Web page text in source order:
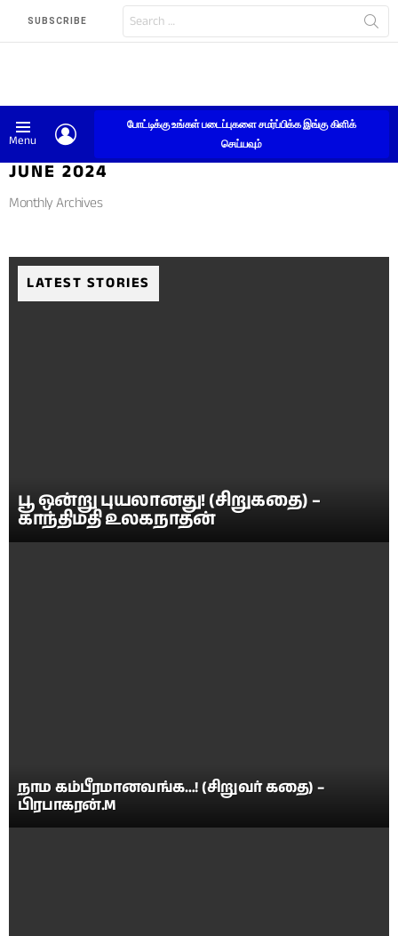
SUBSCRIBE
for:
Menu
போட்டிக்கு உங்கள் படைப்புகளை சமர்ப்பிக்க இங்கு கிளிக்
செய்யவும்
JUNE 2024
Monthly Archives
LATEST STORIES
பூ ஒன்று புயலானது! (சிறுகதை) –
காந்திமதி உலகநாதன்
நாம கம்பீரமானவங்க…! (சிறுவர் கதை) –
பிரபாகரன்.M